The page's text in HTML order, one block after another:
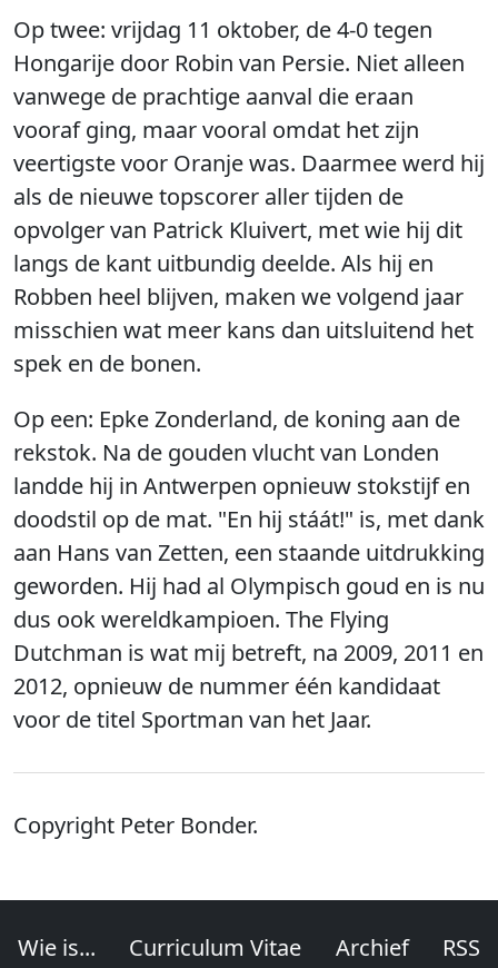
Op twee: vrijdag 11 oktober, de 4-0 tegen
Hongarije door Robin van Persie. Niet alleen
vanwege de prachtige aanval die eraan
vooraf ging, maar vooral omdat het zijn
veertigste voor Oranje was. Daarmee werd hij
als de nieuwe topscorer aller tijden de
opvolger van Patrick Kluivert, met wie hij dit
langs de kant uitbundig deelde. Als hij en
Robben heel blijven, maken we volgend jaar
misschien wat meer kans dan uitsluitend het
spek en de bonen.
Op een: Epke Zonderland, de koning aan de
rekstok. Na de gouden vlucht van Londen
landde hij in Antwerpen opnieuw stokstijf en
doodstil op de mat. "En hij stáát!" is, met dank
aan Hans van Zetten, een staande uitdrukking
geworden. Hij had al Olympisch goud en is nu
dus ook wereldkampioen. The Flying
Dutchman is wat mij betreft, na 2009, 2011 en
2012, opnieuw de nummer één kandidaat
voor de titel Sportman van het Jaar.
Copyright Peter Bonder.
Wie is... Curriculum Vitae Archief RSS